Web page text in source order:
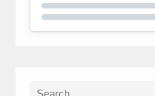
Search